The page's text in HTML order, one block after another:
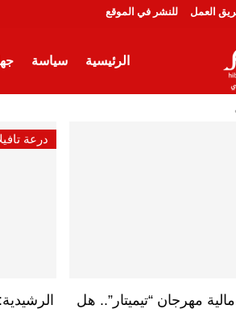
العمل للنشر في الموقع
الرئيسية سياسة
مهرجان “تيميتار”.. هل
درعة